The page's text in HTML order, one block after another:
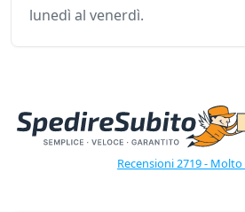
lunedì al venerdì.
Recensioni 2719 -